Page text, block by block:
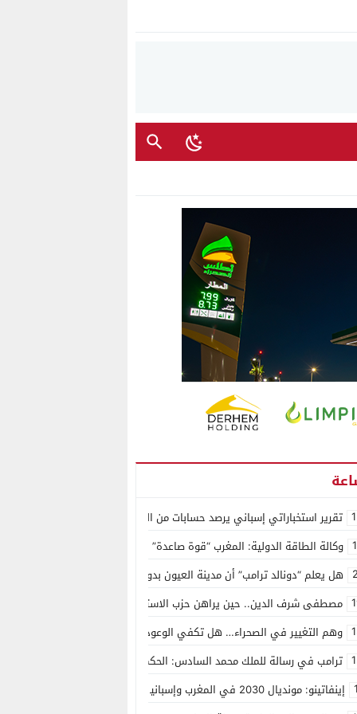
تقرير استخباراتي إسباني يرصد حسابات من الجزائر وأرقاما بـ”213+” ضمن حملة رقمية منظمة حرّضت على اقتحام سبتة
وكالة الطاقة الدولية: المغرب “قوة صاعدة” في سوق المعادن الاستراتيجية
هل يعلم “دونالد ترامب” أن مدينة العيون بدون ماء؟
مصطفى شرف الدين.. حين يراهن حزب الاستقلال على الكفاءة ويمنح الشباب
وهم التغيير في الصحراء… هل تكفي الوعود الفارغة لصناعة الواقع؟
ترامب في رسالة للملك محمد السادس: الحكم الذاتي هو الأساس الوحيد لحل
إينفاتينو: مونديال 2030 في المغرب وإسبانيا والبرتغال سيكون “الأجمل في التاريخ”